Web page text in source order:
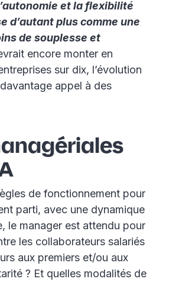
et la flexibilité
d’autant plus comme une
de souplesse et
encore monter en
sur dix, l’évolution
appel à des
de fonctionnement pour
parti, avec une dynamique
le manager est attendu pour
les collaborateurs salariés
aux premiers et/ou aux
? Et quelles modalités de